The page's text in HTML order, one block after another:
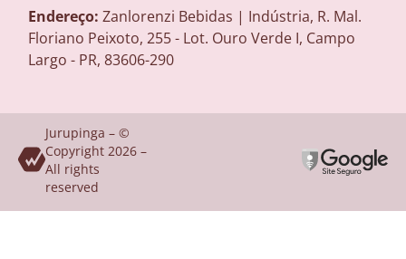
Endereço: Zanlorenzi Bebidas | Indústria, R. Mal.
Floriano Peixoto, 255 - Lot. Ouro Verde I, Campo
Largo - PR, 83606-290
Jurupinga – ©
Copyright 2026 –
All rights
reserved